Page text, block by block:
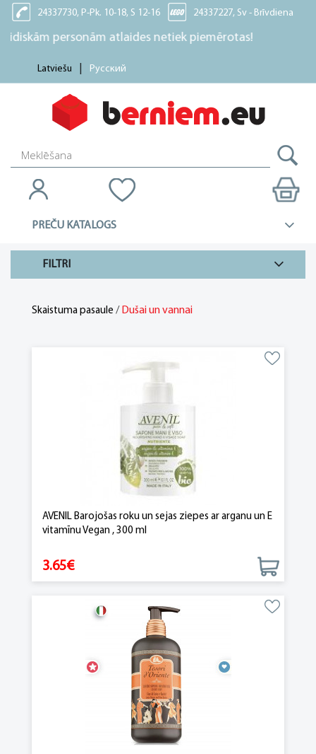
24337730, P-Pk. 10-18, S 12-16 24337227, Sv - Brīvdiena
personām atlaides netiek piemērotas!
Latviešu Русский
PREČU KATALOGS
FILTRI
Skaistuma pasaule / Dušai un vannai
AVENIL Barojošas roku un sejas ziepes ar arganu un E
vitamīnu Vegan , 300 ml
3.65€